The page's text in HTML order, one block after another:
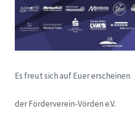
Es freut sich auf Euer erscheinen
der Förderverein-Vörden e.V.